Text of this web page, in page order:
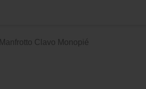
Manfrotto Clavo Monopié